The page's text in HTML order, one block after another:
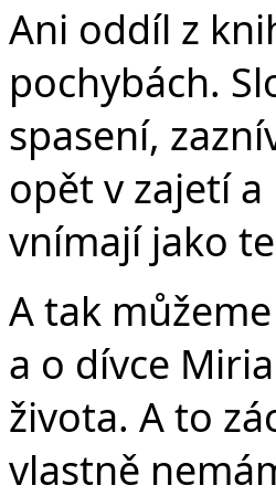
Ani oddíl z
pochybách.
spasení,
opět v zajetí
vnímají jako
A tak
a o dívce
života. A to
vlastně